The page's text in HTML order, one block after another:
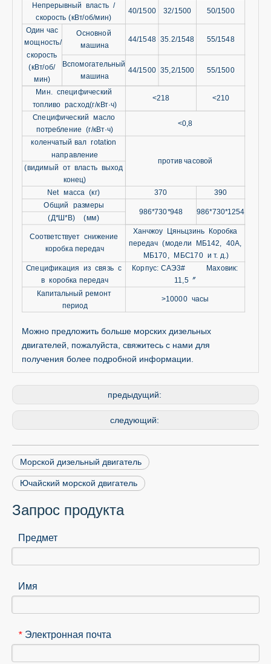
Непрерывный власть /
скорость (кВт/об/мин)
40/1500 32/1500 50/1500
Один час
мощность/
скорость
(кВт/об/
мин)
Основной
машина
44/1548 35.2/1548 55/1548
Вспомогательный
машина
44/1500 35,2/1500 55/1500
Мин. специфический
топливо расход(г/кВт·ч)
<218 <210
Специфический масло
потребление (г/кВт·ч)
<0,8
коленчатый вал rotation
направление
против часовой
(видимый от власть выход
конец)
Net масса (кг)
370
390
Общий размеры
986*730*948 986*730*1254
(Д*Ш*В) (мм)
Соответствует снижение
коробка передач
Ханчжоу Цяньцзинь Коробка
передач (модели МБ142, 40А,
МБ170, МБС170 и т. д.)
Спецификация из связь с
в коробка передач
Корпус: САЭ3# Маховик:
11,5〞
Капитальный ремонт
период
>10000 часы
Можно предложить больше морских дизельных
двигателей, пожалуйста, свяжитесь с нами для
получения более подробной информации.
предыдущий:
следующий:
Морской дизельный двигатель
Ючайский морской двигатель
Запрос продукта
Предмет
Имя
* Электронная почта